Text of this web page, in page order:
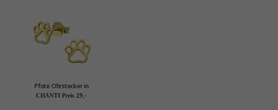
Pfote Ohrstecker in
vergoldetem Sterlingsilber
CHANTI Preis 29,-